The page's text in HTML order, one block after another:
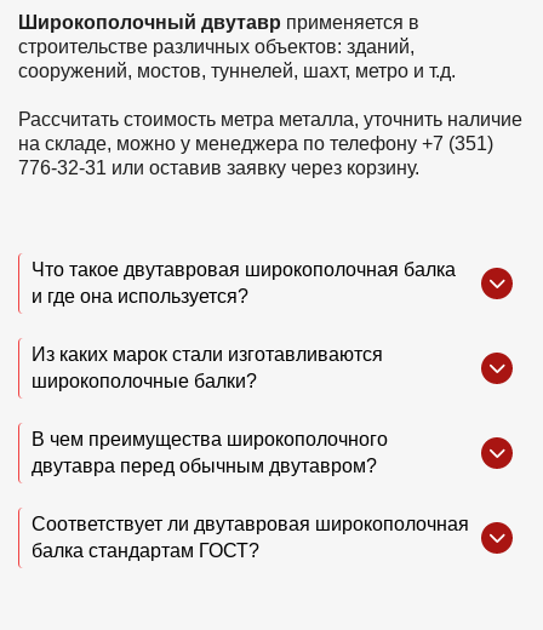
Широкополочный двутавр применяется в
строительстве различных объектов: зданий,
сооружений, мостов, туннелей, шахт, метро и т.д.
Рассчитать стоимость метра металла, уточнить наличие
на складе, можно у менеджера по телефону +7 (351)
776-32-31 или оставив заявку через корзину.
Что такое двутавровая широкополочная балка
и где она используется?
Из каких марок стали изготавливаются
широкополочные балки?
В чем преимущества широкополочного
двутавра перед обычным двутавром?
Соответствует ли двутавровая широкополочная
балка стандартам ГОСТ?